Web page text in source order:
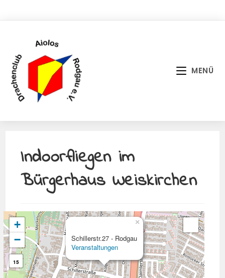
Inhalt
MENÜ
Indoorfliegen im
Bürgerhaus Weiskirchen
Schillerstr.27 - Rodgau
Veranstaltungen
×
+
−
15